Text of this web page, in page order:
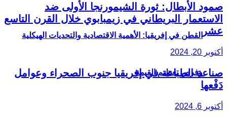
القطن في إفريقيا: الأهمية الاقتصادية والتحديات الهيكلية
وفرص تعظيم القيمة
صمود الأبطال: ثورة الشيمورنجا الأولى ضد
الاستعمار البريطاني في زيمبابوي خلال القرن التاسع
عشر
أكتوبر 20, 2024
صناعة الطباعة في إفريقيا جنوب الصحراء وعوامل
دَفْعها
أكتوبر 6, 2024